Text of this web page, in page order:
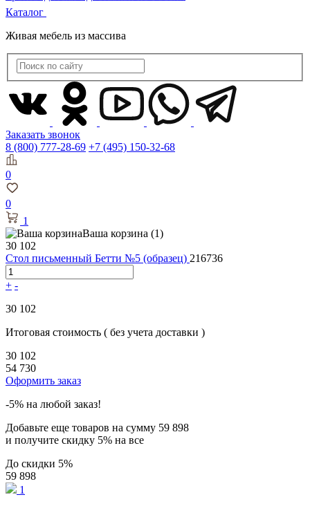
Каталог
Живая мебель из массива
Заказать звонок
8 (800) 777-28-69 +7 (495) 150-32-68
0
0
1
Ваша корзина (1)
30 102
Стол письменный Бетти №5 (образец) 216736
+ -
30 102
Итоговая стоимость ( без учета доставки )
30 102
54 730
Оформить заказ
-5% на любой заказ!
Добавьте еще товаров на сумму 59 898
и получите скидку 5% на все
До скидки 5%
59 898
1